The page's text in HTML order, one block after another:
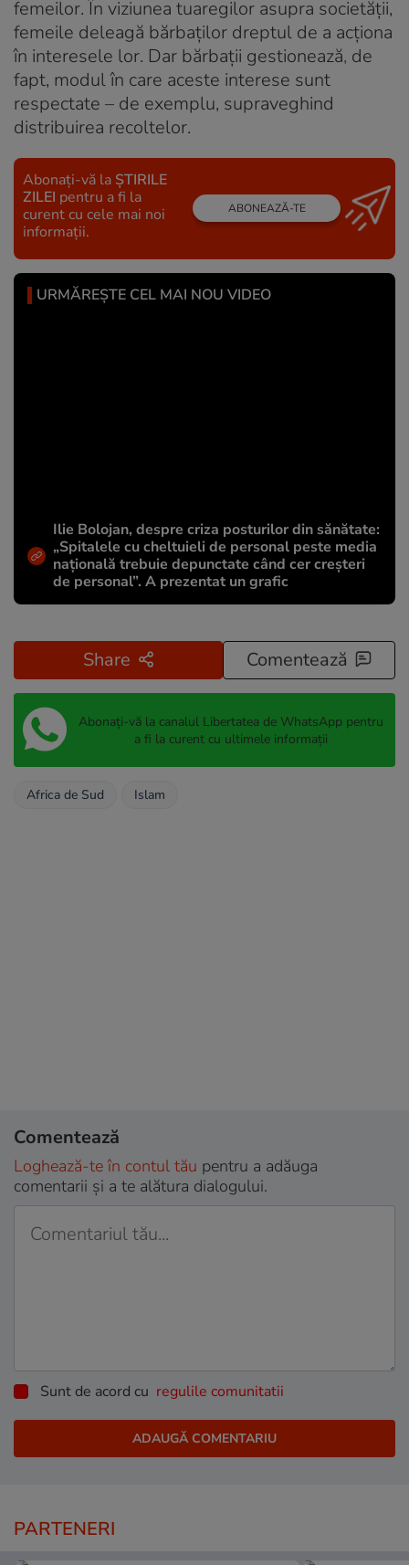
femeilor. În viziunea tuaregilor asupra societății,
femeile deleagă bărbaților dreptul de a acționa
în interesele lor. Dar bărbații gestionează, de
fapt, modul în care aceste interese sunt
respectate – de exemplu, supraveghind
distribuirea recoltelor.
Abonați-vă la ȘTIRILE
ZILEI pentru a fi la
curent cu cele mai noi
informații.
ABONEAZĂ-TE
URMĂREȘTE CEL MAI NOU VIDEO
Ilie Bolojan, despre criza posturilor din sănătate:
„Spitalele cu cheltuieli de personal peste media
națională trebuie depunctate când cer creșteri
de personal”. A prezentat un grafic
Share Comentează
Abonați-vă la canalul Libertatea de WhatsApp pentru
a fi la curent cu ultimele informații
Africa de Sud Islam
Comentează
Loghează-te în contul tău pentru a adăuga
comentarii și a te alătura dialogului.
Sunt de acord cu regulile comunitatii
PARTENERI